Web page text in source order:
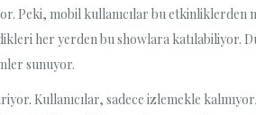
Peki, mobil kullanıcılar bu etkinliklerden
her yerden bu showlara katılabiliyor.
sunuyor.
Kullanıcılar, sadece izlemekle